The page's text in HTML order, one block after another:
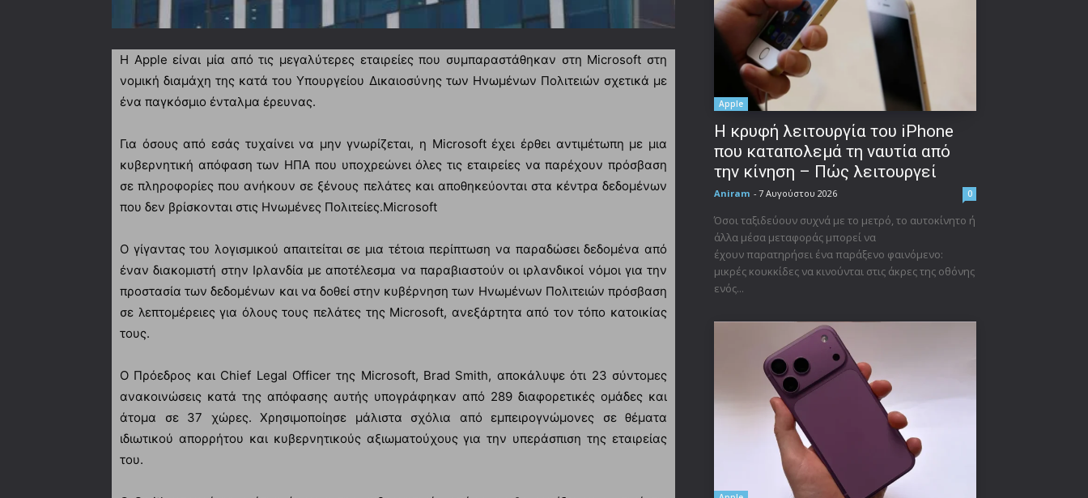
Η Apple είναι μία από τις μεγαλύτερες εταιρείες που συμπαραστάθηκαν στη Microsoft στη
νομική διαμάχη της κατά του Υπουργείου Δικαιοσύνης των Ηνωμένων Πολιτειών σχετικά με
ένα παγκόσμιο ένταλμα έρευνας.
Για όσους από εσάς τυχαίνει να μην γνωρίζεται, η Microsoft έχει έρθει αντιμέτωπη με μια
κυβερνητική απόφαση των ΗΠΑ που υποχρεώνει όλες τις εταιρείες να παρέχουν πρόσβαση
σε πληροφορίες που ανήκουν σε ξένους πελάτες και αποθηκεύονται στα κέντρα δεδομένων
που δεν βρίσκονται στις Ηνωμένες Πολιτείες.Microsoft
Ο γίγαντας του λογισμικού απαιτείται σε μια τέτοια περίπτωση να παραδώσει δεδομένα από
έναν διακομιστή στην Ιρλανδία με αποτέλεσμα να παραβιαστούν οι ιρλανδικοί νόμοι για την
προστασία των δεδομένων και να δοθεί στην κυβέρνηση των Ηνωμένων Πολιτειών πρόσβαση
σε λεπτομέρειες για όλους τους πελάτες της Microsoft, ανεξάρτητα από τον τόπο κατοικίας
τους.
Ο Πρόεδρος και Chief Legal Officer της Microsoft, Brad Smith, αποκάλυψε ότι 23 σύντομες
ανακοινώσεις κατά της απόφασης αυτής υπογράφηκαν από 289 διαφορετικές ομάδες και
άτομα σε 37 χώρες. Χρησιμοποίησε μάλιστα σχόλια από εμπειρογνώμονες σε θέματα
ιδιωτικού απορρήτου και κυβερνητικούς αξιωματούχους για την υπεράσπιση της εταιρείας
του.
Apple
Η κρυφή λειτουργία του iPhone
που καταπολεμά τη ναυτία από
την κίνηση – Πώς λειτουργεί
Aniram - 7 Αυγούστου 2026 0
Όσοι ταξιδεύουν συχνά με το μετρό, το αυτοκίνητο ή
άλλα μέσα μεταφοράς μπορεί να
έχουν παρατηρήσει ένα παράξενο φαινόμενο:
μικρές κουκκίδες να κινούνται στις άκρες της οθόνης
ενός...